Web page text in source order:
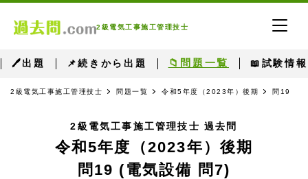
2級電気工事施工管理技士
🖊出題 📌続きから出題 📁問題一覧 📖試験情報
2級電気工事施工管理技士 問題一覧 令和5年度（2023年）後期 問19 （
2級電気工事施工管理技士 過去問
令和5年度（2023年）後期
問19 (電気設備 問7)